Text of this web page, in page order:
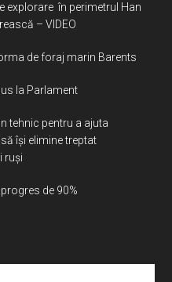
explorare în perimetrul Han
– VIDEO
de foraj marin Barents
la Parlament
tehnic pentru a ajuta
îşi elimine treptat
ruşi
de 90%